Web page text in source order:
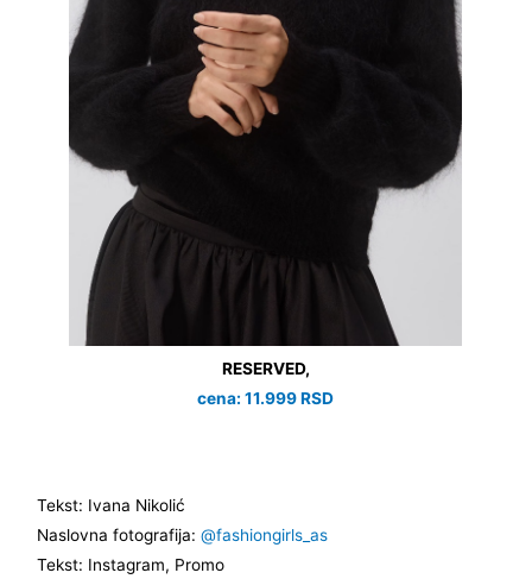
RESERVED,
cena: 11.999 RSD
Tekst: Ivana Nikolić
Naslovna fotografija:@fashiongirls_as
Tekst: Instagram, Promo